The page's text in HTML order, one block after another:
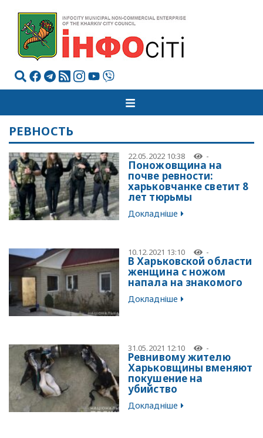
РЕВНОСТЬ
22.05.2022 10:38 -
Поножовщина на
почве ревности:
харьковчанке светит 8
лет тюрьмы
Докладніше
10.12.2021 13:10 -
В Харьковской области
женщина с ножом
напала на знакомого
Докладніше
31.05.2021 12:10 -
Ревнивому жителю
Харьковщины вменяют
покушение на
убийство
Докладніше